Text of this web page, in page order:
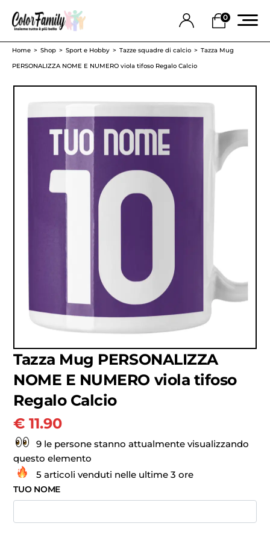
0
Home Shop Sport e Hobby Tazze squadre di calcio
Tazza Mug
PERSONALIZZA NOME E NUMERO viola tifoso Regalo Calcio
Tazza Mug PERSONALIZZA
NOME E NUMERO viola tifoso
Regalo Calcio
€ 11.90
9 le persone stanno attualmente visualizzando
questo elemento
5 articoli venduti nelle ultime 3 ore
TUO NOME